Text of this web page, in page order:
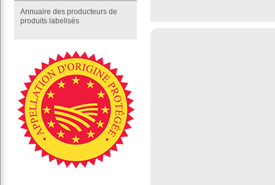
Annuaire des producteurs de
produits labelisés